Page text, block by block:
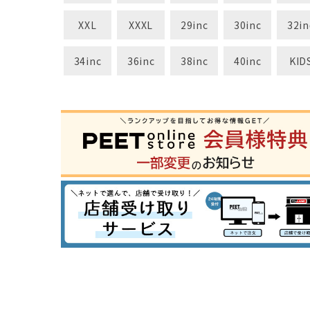
XXL XXXL 29inc 30inc
34inc 36inc 38inc 40inc